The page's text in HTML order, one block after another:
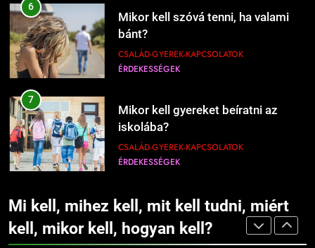
6
Mikor kell szóvá tenni, ha valami
bánt?
CSALÁD-GYEREK-KAPCSOLATOK
ÉRDEKESSÉGEK
7
Mikor kell gyereket beíratni az
iskolába?
CSALÁD-GYEREK-KAPCSOLATOK
ÉRDEKESSÉGEK
Mikor érdemes bébiszittert
fogadni a gyermek mellé?
CSALÁD-GYEREK-KAPCSOLATOK
Mi kell, mihez kell, mit kell tudni, miért
kell, mikor kell, hogyan kell?
Kipróbáltuk a házi sajtkészítést 1
liter tejből – Megéri a macerát?
ÉRDEKESSÉGEK
Kipróbáltuk Gordon Ramsay 10
perces tésztáját – Tényleg megvan
ÉRDEKESSÉGEK
Mikor kell olajat, és mikor vajat
használni sütéshez?
ÉRDEKESSÉGEK ÉTEL-ITAL
1227
CSALÁD-GYEREK-KAPCSOLATOK
ÉRDEKESSÉGEK
1228
váltani?
AUTÓ-MOTOR-JÁRMŰVEK ÉRDEKESSÉGEK